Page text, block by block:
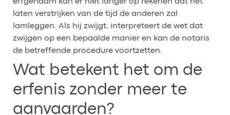
laten verstrijken van de tijd de anderen zal
lamleggen. Als hij zwijgt, interpreteert de wet dat
zwijgen op een bepaalde manier en kan de notaris
de betreffende procedure voortzetten.
Wat betekent het om de
erfenis zonder meer te
aanvaarden?